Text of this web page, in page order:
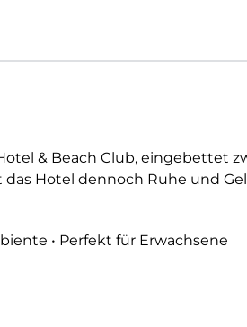
& Beach Club, eingebettet
Hotel dennoch Ruhe und
• Perfekt für Erwachsene